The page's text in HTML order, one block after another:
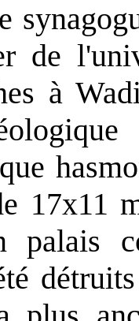
de
à
17x11
palais